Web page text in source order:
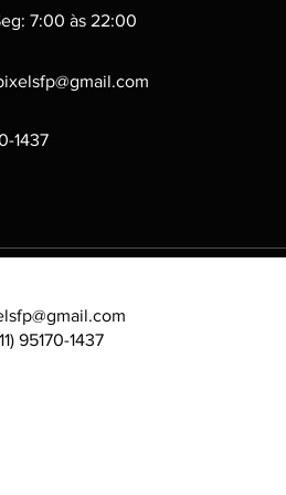
7:00 às 22:00
1437
95170-1437